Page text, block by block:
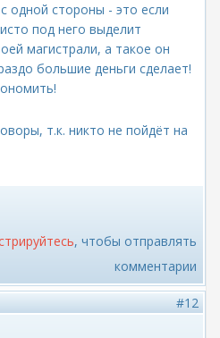
одной стороны - это если
под него выделит
магистрали, а такое он
большие деньги сделает!
т.к. никто не пойдёт на
, чтобы отправлять
комментарии
#12